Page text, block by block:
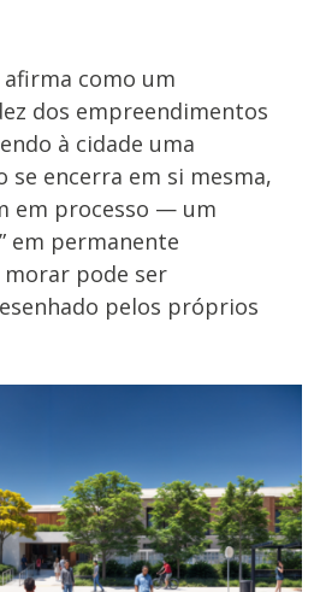
como um
dos empreendimentos
à cidade uma
encerra em si mesma,
em processo — um
em permanente
pode ser
pelos próprios